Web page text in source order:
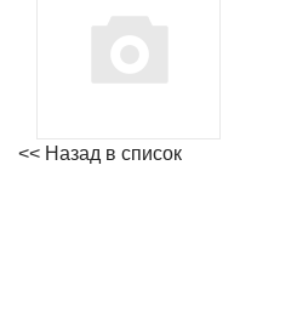
<< Назад в список